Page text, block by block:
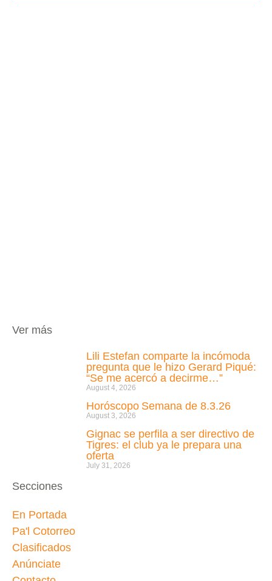
Ver más
Lili Estefan comparte la incómoda
pregunta que le hizo Gerard Piqué:
“Se me acercó a decirme…”
August 4, 2026
Horóscopo Semana de 8.3.26
August 3, 2026
Gignac se perfila a ser directivo de
Tigres: el club ya le prepara una
oferta
July 31, 2026
Secciones
En Portada
Pa'l Cotorreo
Clasificados
Anúnciate